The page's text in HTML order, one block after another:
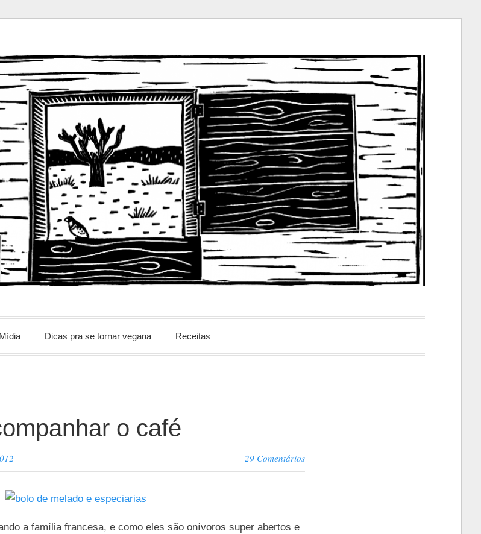
Mídia Dicas pra se tornar vegana Receitas
o café
29 Comentários
a família francesa, e como eles são onívoros super abertos e